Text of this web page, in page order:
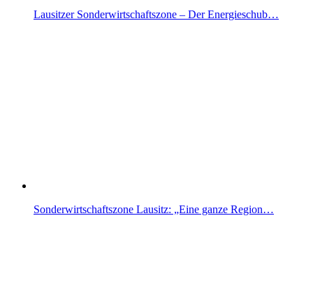
Lausitzer Sonderwirtschaftszone – Der Energieschub…
Sonderwirtschaftszone Lausitz: „Eine ganze Region…